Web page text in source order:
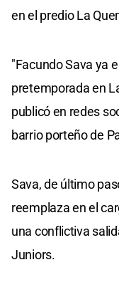
en el predio La
"Facundo Sava ya
pretemporada en
publicó en redes
barrio porteño de
Sava, de último
reemplaza en el
una conflictiva
Juniors.